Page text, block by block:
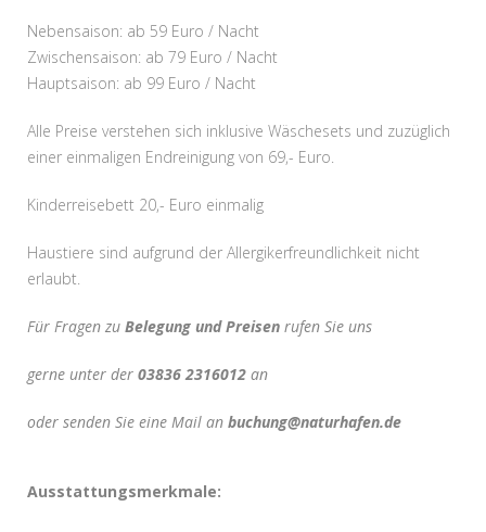
Nebensaison: ab 59 Euro / Nacht
Zwischensaison: ab 79 Euro / Nacht
Hauptsaison: ab 99 Euro / Nacht
Alle Preise verstehen sich inklusive Wäschesets und zuzüglich
einer einmaligen Endreinigung von 69,- Euro.
Kinderreisebett 20,- Euro einmalig
Haustiere sind aufgrund der Allergikerfreundlichkeit nicht
erlaubt.
Für Fragen zu Belegung und Preisen rufen Sie uns
gerne unter der 03836 2316012 an
oder senden Sie eine Mail an buchung@naturhafen.de
Ausstattungsmerkmale: